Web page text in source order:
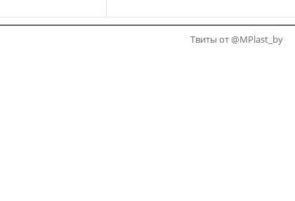
Твиты от @MPlast_by